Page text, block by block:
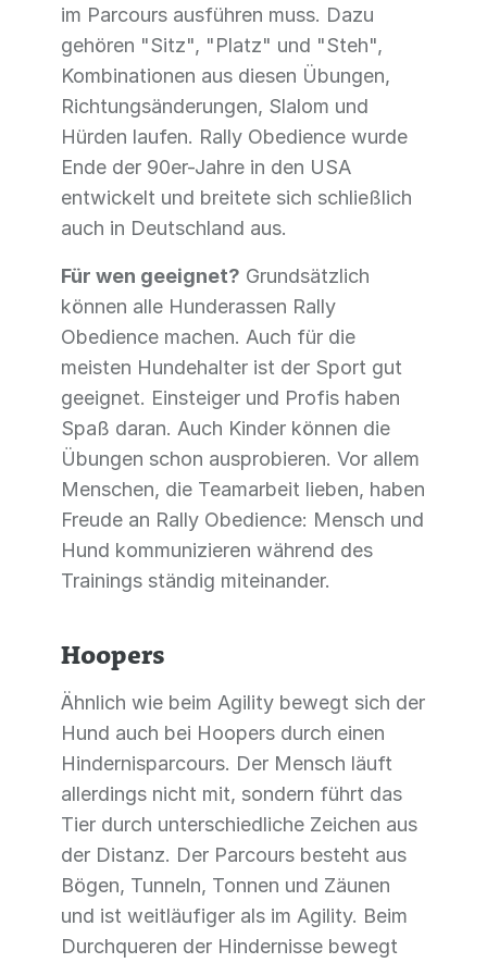
im Parcours ausführen muss. Dazu
gehören "Sitz", "Platz" und "Steh",
Kombinationen aus diesen Übungen,
Richtungsänderungen, Slalom und
Hürden laufen. Rally Obedience wurde
Ende der 90er-Jahre in den USA
entwickelt und breitete sich schließlich
auch in Deutschland aus.
Für wen geeignet? Grundsätzlich
können alle Hunderassen Rally
Obedience machen. Auch für die
meisten Hundehalter ist der Sport gut
geeignet. Einsteiger und Profis haben
Spaß daran. Auch Kinder können die
Übungen schon ausprobieren. Vor allem
Menschen, die Teamarbeit lieben, haben
Freude an Rally Obedience: Mensch und
Hund kommunizieren während des
Trainings ständig miteinander.
Hoopers
Ähnlich wie beim Agility bewegt sich der
Hund auch bei Hoopers durch einen
Hindernisparcours. Der Mensch läuft
allerdings nicht mit, sondern führt das
Tier durch unterschiedliche Zeichen aus
der Distanz. Der Parcours besteht aus
Bögen, Tunneln, Tonnen und Zäunen
und ist weitläufiger als im Agility. Beim
Durchqueren der Hindernisse bewegt